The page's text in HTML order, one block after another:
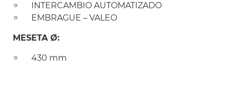
INTERCAMBIO AUTOMATIZADO
EMBRAGUE – VALEO
MESETA Ø:
430 mm